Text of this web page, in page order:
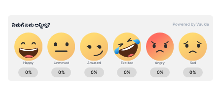
ಅವರು ಹೇಳಿದ್ದಾರೆ. ಪ್ರೀತಿ ಮತ್ತು ಭಾವನಾತ್ಮಕವಾಗಿ ಸುರಕ್ಷಿತ
ವಾತಾವರಣದಲ್ಲಿ ಬೆಳೆದ ಮಕ್ಕಳು ತಮ್ಮ ಪೋಷಕರಿಗೆ
ನಿರಾಸೆಗೊಳಿಸಲು ಇಷ್ಟಪಡುವುದಿಲ್ಲ. ಇದರಿಂದ
ಅರಿವಿಲ್ಲದೆಯೇ ಎಲ್ಲರನ್ನೂ ಮೆಚ್ಚಿಸುವ ಸ್ವಭಾವ
ಬೆಳೆಯಬಹುದು ಎಂದು ಕಿಯಾರಾ ವಿವರಿಸಿದ್ದಾರೆ. ಬಾಲ್ಯದಲ್ಲಿ